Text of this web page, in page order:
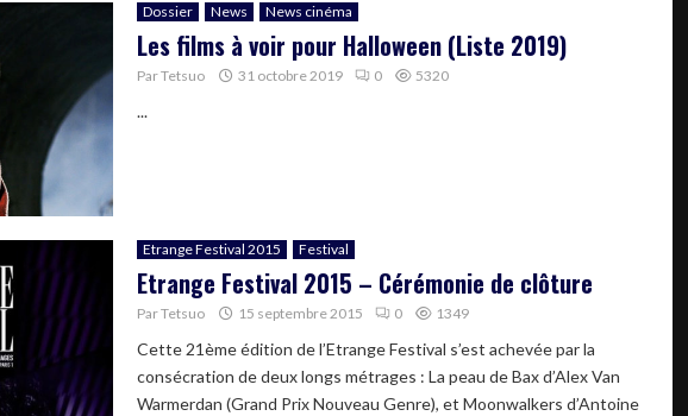
Dossier News News cinéma
Les films à voir pour Halloween (Liste 2019)
ParTetsuo 31 octobre 2019 0 5320
...
Etrange Festival 2015 Festival
Etrange Festival 2015 – Cérémonie de clôture
ParTetsuo 15 septembre 2015 0 1349
Cette 21ème édition de l’Etrange Festival s’est achevée par la
consécration de deux longs métrages : La peau de Bax d’Alex Van
Warmerdan (Grand Prix Nouveau Genre), et Moonwalkers d’Antoine